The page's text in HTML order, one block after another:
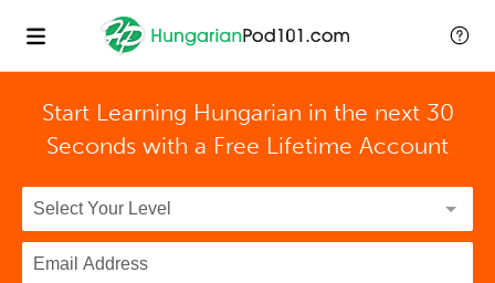
Start Learning Hungarian in the next 30
Seconds with a Free Lifetime Account